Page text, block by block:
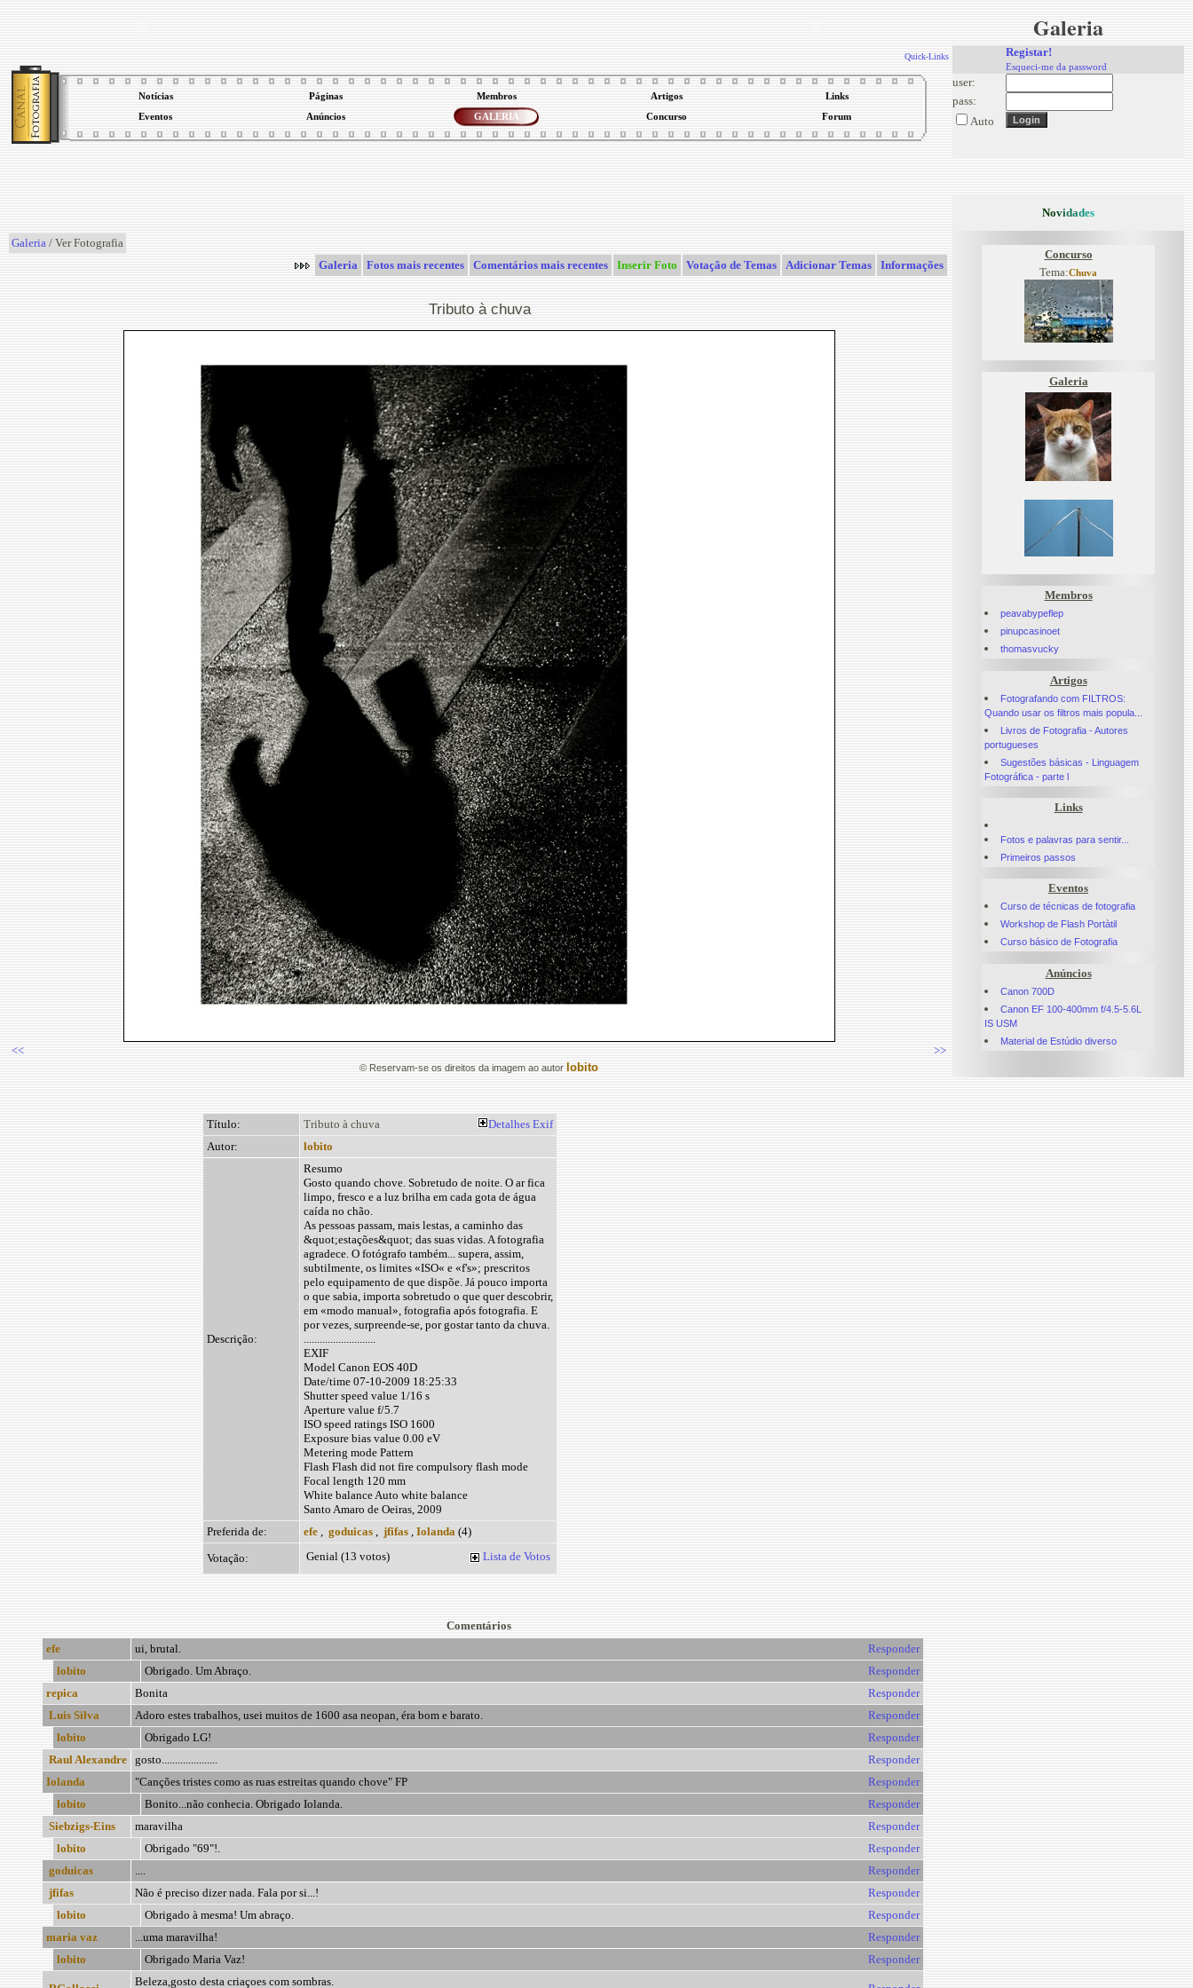
Quick-Links
Notícias Páginas Membros Artigos Links
Eventos Anúncios GALERIA Concurso Forum
Galeria / Ver Fotografia
Galeria
Fotos mais recentes Comentários mais recentes Inserir Foto Votação de Temas Adicionar Temas Informações
<<
Tributo à chuva
>>
© Reservam-se os direitos da imagem ao autor lobito
Título: Tributo à chuva Detalhes Exif
Autor:
lobito
Descrição:
Resumo
Gosto quando chove. Sobretudo de noite. O ar fica
limpo, fresco e a luz brilha em cada gota de água
caída no chão.
As pessoas passam, mais lestas, a caminho das
&quot;estações&quot; das suas vidas. A fotografia
agradece. O fotógrafo também... supera, assim,
subtilmente, os limites «ISO« e «f's»; prescritos
pelo equipamento de que dispõe. Já pouco importa
o que sabia, importa sobretudo o que quer descobrir,
em «modo manual», fotografia após fotografia. E
por vezes, surpreende-se, por gostar tanto da chuva.
...........................
EXIF
Model Canon EOS 40D
Date/time 07-10-2009 18:25:33
Shutter speed value 1/16 s
Aperture value f/5.7
ISO speed ratings ISO 1600
Exposure bias value 0.00 eV
Metering mode Pattern
Flash Flash did not fire compulsory flash mode
Focal length 120 mm
White balance Auto white balance
Santo Amaro de Oeiras, 2009
Preferida de:
efe , goduicas , jfifas , Iolanda (4)
Votação:
Genial (13 votos) Lista de Votos
Comentários
efe
ui, brutal.
Responder
lobito
Obrigado. Um Abraço.
Responder
repica
Bonita
Responder
Luis Silva
Adoro estes trabalhos, usei muitos de 1600 asa neopan, éra bom e barato.
Responder
lobito
Obrigado LG!
Responder
Raul Alexandre
gosto.....................
Responder
Iolanda
"Canções tristes como as ruas estreitas quando chove" FP
Responder
lobito
Bonito...não conhecia. Obrigado Iolanda.
Responder
Siebzigs-Eins
maravilha
Responder
lobito
Obrigado "69"!.
Responder
goduicas
....
Responder
jfifas
Não é preciso dizer nada. Fala por si...!
Responder
lobito
Obrigado à mesma! Um abraço.
Responder
maria vaz
...uma maravilha!
Responder
lobito
Obrigado Maria Vaz! Responder
Beleza,gosto desta criaçoes com sombras.
Galeria
Registar!
Esqueci-me da password
user:
pass:
Auto
Novidades
Concurso
Tema:Chuva
Galeria
Membros
peavabypeflep
pinupcasinoet
thomasvucky
Artigos
Fotografando com FILTROS:
Quando usar os filtros mais popula...
Livros de Fotografia - Autores
portugueses
Sugestões básicas - Linguagem
Fotográfica - parte l
Links
Fotos e palavras para sentir...
Primeiros passos
Eventos
Curso de técnicas de fotografia
Workshop de Flash Portàtil
Curso básico de Fotografia
Anúncios
Canon 700D
Canon EF 100-400mm f/4.5-5.6L
IS USM
Material de Estúdio diverso